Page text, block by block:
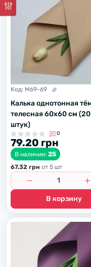
Код: M69-69
Калька однотонная
телесная 60х60 см (20
штук)
0
79.20 грн
В наличии: 25
67.32 грн от 5 шт
В корзину